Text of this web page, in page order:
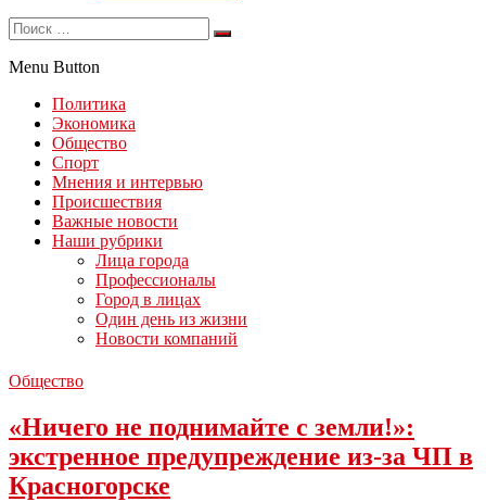
Menu Button
Политика
Экономика
Общество
Спорт
Мнения и интервью
Происшествия
Важные новости
Наши рубрики
Лица города
Профессионалы
Город в лицах
Один день из жизни
Новости компаний
Общество
«Ничего не поднимайте с земли!»:
экстренное предупреждение из-за ЧП в
Красногорске